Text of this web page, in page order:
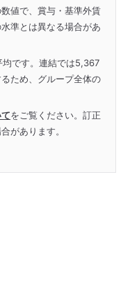
値で、賞与・基準外賃
準とは異なる場合があ
です。連結では5,367
ため、グループ全体の
をご覧ください。訂正
があります。